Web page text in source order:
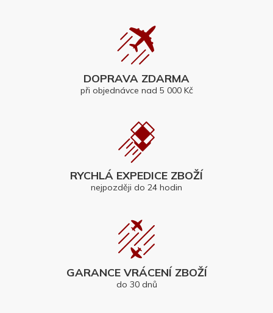
DOPRAVA ZDARMA
při objednávce nad 5 000 Kč
RYCHLÁ EXPEDICE ZBOŽÍ
nejpozději do 24 hodin
GARANCE VRÁCENÍ ZBOŽÍ
do 30 dnů